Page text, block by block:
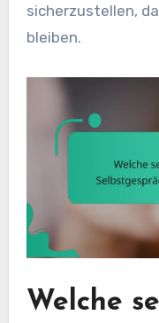
sicherzustellen,
bleiben.
Welche